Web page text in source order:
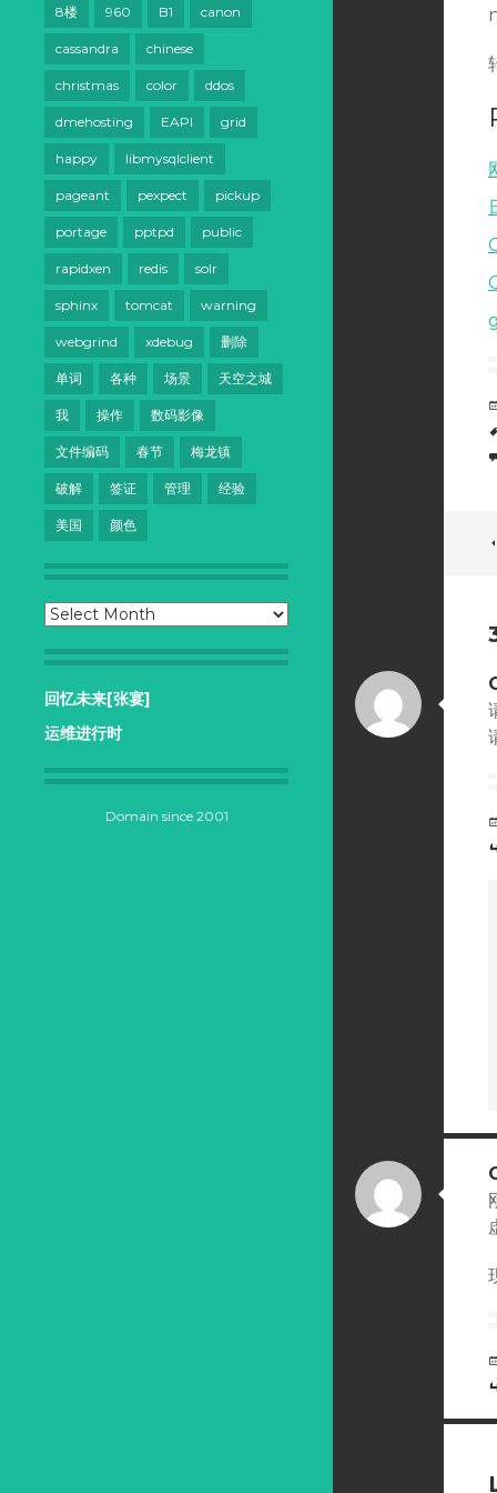
8楼 960 B1 canon
cassandra chinese
christmas color ddos
dmehosting EAPI grid
happy libmysqlclient
pageant pexpect pickup
portage pptpd public
rapidxen redis solr
sphinx tomcat warning
webgrind xdebug 删除
单词 各种 场景 天空之城
我 操作 数码影像
文件编码 春节 梅龙镇
破解 签证 管理 经验
美国 颜色
Archives
回忆未来[张宴]
运维进行时
Domain since 2001